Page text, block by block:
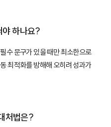
하나요?
수 문구가 있을 때만 최소한으로
최적화를 방해해 오히려 성과가
처법은?